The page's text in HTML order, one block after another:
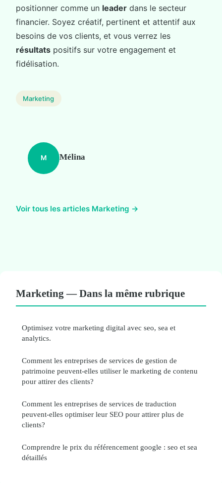
positionner comme un leader dans le secteur
financier. Soyez créatif, pertinent et attentif aux
besoins de vos clients, et vous verrez les
résultats positifs sur votre engagement et
fidélisation.
Marketing
M Mélina
Voir tous les articles Marketing →
Marketing — Dans la même rubrique
Optimisez votre marketing digital avec seo, sea et
analytics.
Comment les entreprises de services de gestion de
patrimoine peuvent-elles utiliser le marketing de contenu
pour attirer des clients?
Comment les entreprises de services de traduction
peuvent-elles optimiser leur SEO pour attirer plus de
clients?
Comprendre le prix du référencement google : seo et sea
détaillés